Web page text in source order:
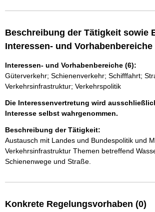
Beschreibung der Tätigkeit sowie
Interessen- und Vorhabenbereiche
Interessen- und Vorhabenbereiche (6):
Güterverkehr; Schienenverkehr; Schifffahrt;
Verkehrsinfrastruktur; Verkehrspolitik
Die Interessenvertretung wird
Interesse selbst wahrgenommen.
Beschreibung der Tätigkeit:
Austausch mit Landes und Bundespolitik und
Verkehrsinfrastruktur Themen betreffend
Schienenwege und Straße.
Konkrete Regelungsvorhaben (0)